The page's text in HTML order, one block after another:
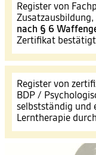
Register von
nach § 6
Zertifikat
Register von
BDP /
selbstständig und
Lerntherapie